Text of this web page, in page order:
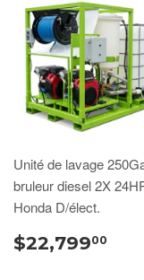
Unité de lavage
bruleur diesel 2X
Honda D/élect.
$22,79900